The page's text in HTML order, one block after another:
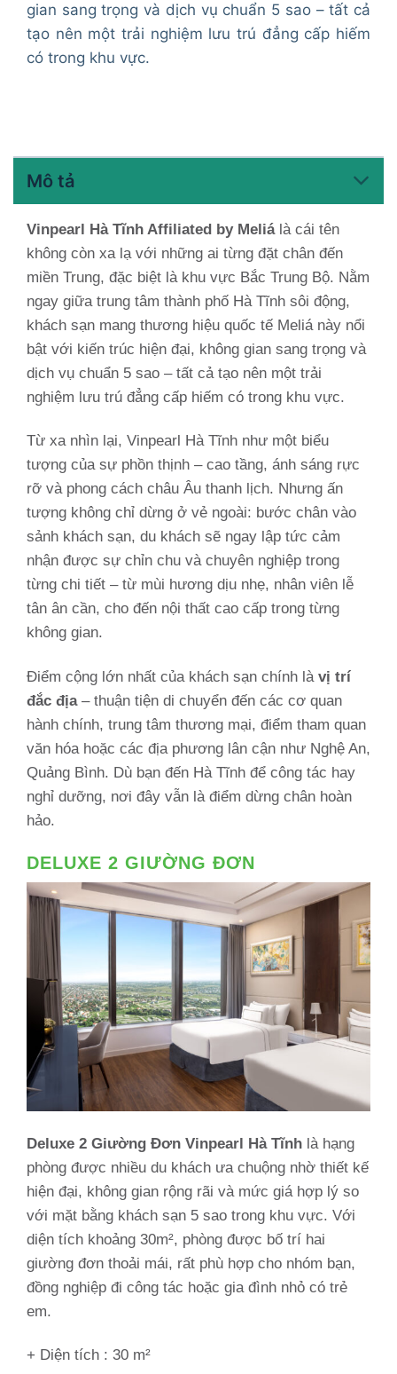
gian sang trọng và dịch vụ chuẩn 5 sao – tất cả
tạo nên một trải nghiệm lưu trú đẳng cấp hiếm
có trong khu vực.
Mô tả
Vinpearl Hà Tĩnh Affiliated by Meliálà cái tên
không còn xa lạ với những ai từng đặt chân đến
miền Trung, đặc biệt là khu vực Bắc Trung Bộ. Nằm
ngay giữa trung tâm thành phố Hà Tĩnh sôi động,
khách sạn mang thương hiệu quốc tế Meliá này nổi
bật với kiến trúc hiện đại, không gian sang trọng và
dịch vụ chuẩn 5 sao – tất cả tạo nên một trải
nghiệm lưu trú đẳng cấp hiếm có trong khu vực.
Từ xa nhìn lại, Vinpearl Hà Tĩnh như một biểu
tượng của sự phồn thịnh – cao tầng, ánh sáng rực
rỡ và phong cách châu Âu thanh lịch. Nhưng ấn
tượng không chỉ dừng ở vẻ ngoài: bước chân vào
sảnh khách sạn, du khách sẽ ngay lập tức cảm
nhận được sự chỉn chu và chuyên nghiệp trong
từng chi tiết – từ mùi hương dịu nhẹ, nhân viên lễ
tân ân cần, cho đến nội thất cao cấp trong từng
không gian.
Điểm cộng lớn nhất của khách sạn chính là vị trí
đắc địa– thuận tiện di chuyển đến các cơ quan
hành chính, trung tâm thương mại, điểm tham quan
văn hóa hoặc các địa phương lân cận như Nghệ An,
Quảng Bình. Dù bạn đến Hà Tĩnh để công tác hay
nghỉ dưỡng, nơi đây vẫn là điểm dừng chân hoàn
hảo.
DELUXE 2 GIƯỜNG ĐƠN
Deluxe 2 Giường Đơn Vinpearl Hà Tĩnh là hạng
phòng được nhiều du khách ưa chuộng nhờ thiết kế
hiện đại, không gian rộng rãi và mức giá hợp lý so
với mặt bằng khách sạn 5 sao trong khu vực. Với
diện tích khoảng 30m², phòng được bố trí hai
giường đơn thoải mái, rất phù hợp cho nhóm bạn,
đồng nghiệp đi công tác hoặc gia đình nhỏ có trẻ
em.
+ Diện tích : 30 m²